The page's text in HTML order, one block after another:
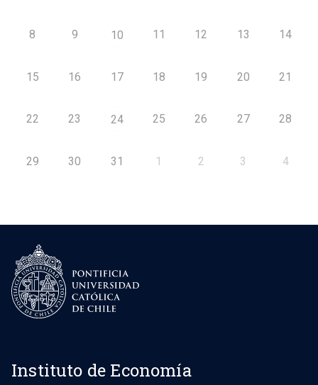
8 9 10 11 12 13 14
15 16 17 18 19 20 21
22 23 24 25 26 27 28
29 30 31 1 2 3 4
Instituto de Economía